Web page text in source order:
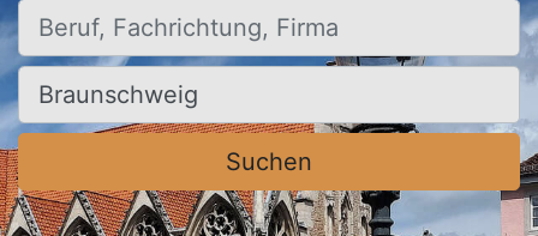
Beruf, Fachrichtung, Firma
Ort, Stadt
Suchen